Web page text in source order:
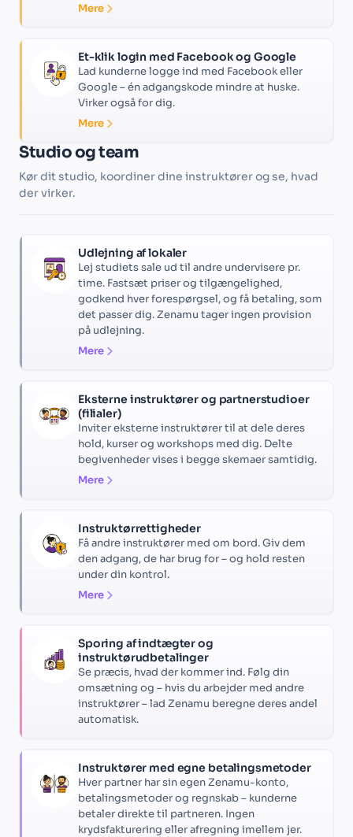
Mere
Et-klik login med Facebook og Google
Lad kunderne logge ind med Facebook eller
Google – én adgangskode mindre at huske.
Virker også for dig.
Mere
Studio og team
Kør dit studio, koordiner dine instruktører og se, hvad
der virker.
Udlejning af lokaler
Lej studiets sale ud til andre undervisere pr.
time. Fastsæt priser og tilgængelighed,
godkend hver forespørgsel, og få betaling, som
det passer dig. Zenamu tager ingen provision
på udlejning.
Mere
Eksterne instruktører og partnerstudioer
(filialer)
Inviter eksterne instruktører til at dele deres
hold, kurser og workshops med dig. Delte
begivenheder vises i begge skemaer samtidig.
Mere
Instruktørrettigheder
Få andre instruktører med om bord. Giv dem
den adgang, de har brug for – og hold resten
under din kontrol.
Mere
Sporing af indtægter og
instruktørudbetalinger
Se præcis, hvad der kommer ind. Følg din
omsætning og – hvis du arbejder med andre
instruktører – lad Zenamu beregne deres andel
automatisk.
Instruktører med egne betalingsmetoder
Hver partner har sin egen Zenamu-konto,
betalingsmetoder og regnskab – kunderne
betaler direkte til partneren. Ingen
krydsfakturering eller afregning imellem jer.